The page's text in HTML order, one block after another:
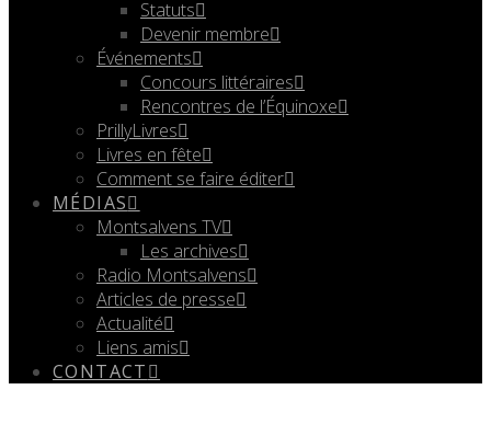
Statuts
Devenir membre
Événements
Concours littéraires
Rencontres de l’Équinoxe
PrillyLivres
Livres en fête
Comment se faire éditer
MÉDIAS
Montsalvens TV
Les archives
Radio Montsalvens
Articles de presse
Actualité
Liens amis
CONTACT